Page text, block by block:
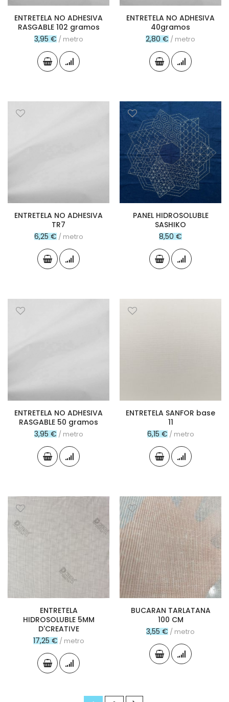
ENTRETELA NO ADHESIVA
RASGABLE 102 gramos
3,95 € / metro
ENTRETELA NO ADHESIVA
40gramos
2,80 € / metro
ENTRETELA NO ADHESIVA
TR7
6,25 € / metro
PANEL HIDROSOLUBLE
SASHIKO
8,50 €
ENTRETELA NO ADHESIVA
RASGABLE 50 gramos
3,95 € / metro
ENTRETELA SANFOR base
11
6,15 € / metro
ENTRETELA
HIDROSOLUBLE 5MM
D'CREATIVE
17,25 € / metro
BUCARAN TARLATANA
100 CM
3,55 € / metro
Página